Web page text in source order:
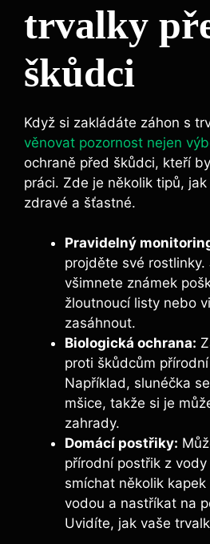
trvalky
škůdci
Když si zakládáte záhon s
věnovat pozornost nejen
ochraně před škůdci, kteří
práci. Zde je několik tipů,
zdravé a šťastné.
Pravidelný
projděte své rostlinky.
všimnete známek
žloutnoucí listy nebo
zasáhnout.
Biologická ochrana:
proti škůdcům
Například, slunéčka
mšice, takže si je
zahrady.
Domácí postřiky:
přírodní postřik z
smíchat několik
vodou a nastříkat na
Uvidíte, jak vaše